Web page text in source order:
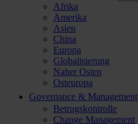
Afrika
Amerika
Asien
China
Europa
Globalisierung
Naher Osten
Osteuropa
Governance & Management
Betrugskontrolle
Change Management